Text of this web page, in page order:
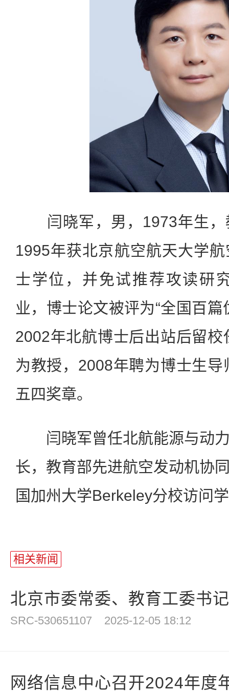
闫晓军，男，1973年生，
1995年获北京航空航天大学
士学位，并免试推荐攻读研
业，博士论文被评为“全国百
2002年北航博士后出站后留
为教授，2008年聘为博士生
五四奖章。
闫晓军曾任北航能源与动力
长，教育部先进航空发动机协
国加州大学Berkeley分校访问
相关新闻
北京市委常委、教育工委书
SRC-530651107 2025-12-05 18:12
网络信息中心召开2024年度